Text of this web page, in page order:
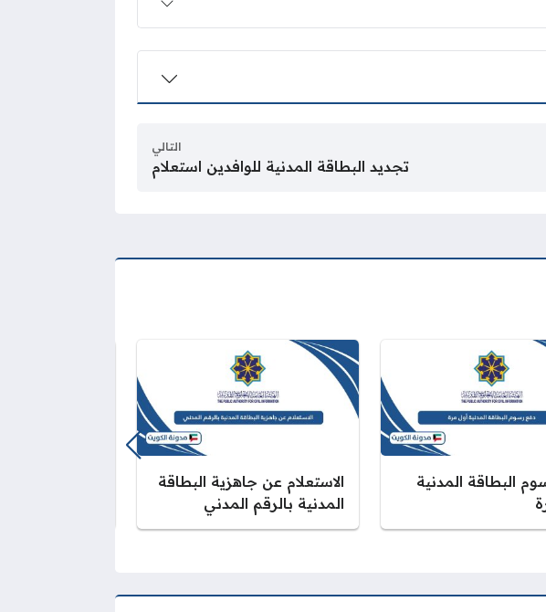
التالي
تجديد البطاقة المدنية للوافدين استعلام
البطاقة المدنية
الاستعلام عن جاهزية البطاقة
المدنية بالرقم المدني